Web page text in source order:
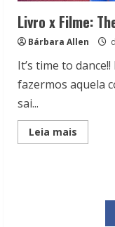
Livro x Filme:
Bárbara Allen
It’s time to
fazermos aquela
sai...
Leia mais
more